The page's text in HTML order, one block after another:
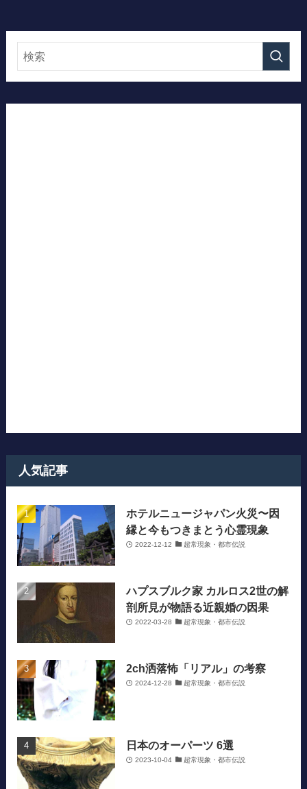
人気記事
ホテルニュージャパン火災〜因
縁と今もつきまとう心霊現象
2022-12-12 超常現象・都市伝説
ハプスブルク家 カルロス2世の解
剖所見が物語る近親婚の因果
2022-03-28 超常現象・都市伝説
2ch洒落怖「リアル」の考察
2024-12-28 超常現象・都市伝説
日本のオーパーツ 6選
2023-10-04 超常現象・都市伝説